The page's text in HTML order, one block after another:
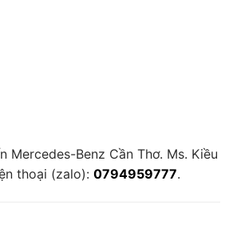
Mercedes-Benz Cần Thơ. Ms. Kiều
thoại (zalo): 0794959777.